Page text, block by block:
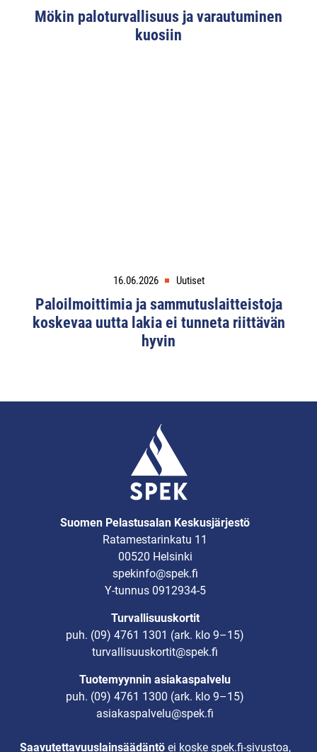
Mökin paloturvallisuus ja varautuminen
kuosiin
16.06.2026 Uutiset
Paloilmoittimia ja sammutuslaitteistoja
koskevaa uutta lakia ei tunneta riittävän
hyvin
Suomen Pelastusalan Keskusjärjestö
Ratamestarinkatu 11
00520 Helsinki
spekinfo@spek.fi
Y-tunnus 0912934-5
Turvallisuuskortit
puh. (09) 4761 1301 (ark. klo 9–15)
turvallisuuskortit@spek.fi
Tuotemyynnin asiakaspalvelu
puh. (09) 4761 1300 (ark. klo 9–15)
asiakaspalvelu@spek.fi
Saavutettavuuslainsäädäntöei koske spek.fi-sivustoa,